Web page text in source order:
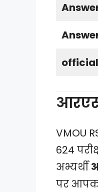
VMOU
624
अभ्यर्थी
पर